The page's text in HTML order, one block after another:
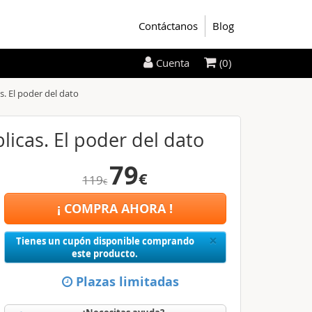
Contáctanos Blog
El poder del dato
El poder del dato
119€ 79€
¡ COMPRA AHORA !
×Close
Tienes un cupón disponible comprando
este producto.
Plazas limitadas
Cuenta (0)